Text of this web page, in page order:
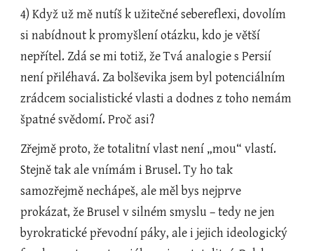
4) Když už mě nutíš k užitečné sebereflexi, dovolím
si nabídnout k promyšlení otázku, kdo je větší
nepřítel. Zdá se mi totiž, že Tvá analogie s Persií
není přiléhavá. Za bolševika jsem byl potenciálním
zrádcem socialistické vlasti a dodnes z toho nemám
špatné svědomí. Proč asi?
Zřejmě proto, že totalitní vlast není „mou“ vlastí.
Stejně tak ale vnímám i Brusel. Ty ho tak
samozřejmě nechápeš, ale měl bys nejprve
prokázat, že Brusel v silném smyslu – tedy ne jen
byrokratické převodní páky, ale i jejich ideologický